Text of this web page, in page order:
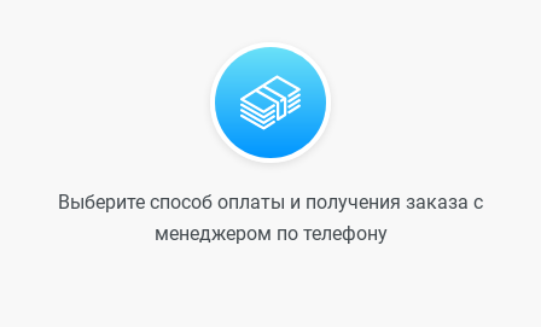
Выберите способ оплаты и получения заказа с
менеджером по телефону